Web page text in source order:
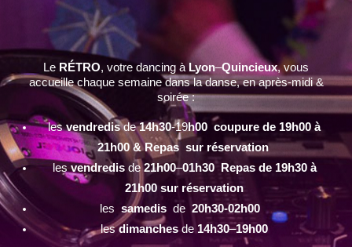
Le RÉTRO, votre dancing àLyon–Quincieux, vous
accueille chaque semaine dans la danse, en après-midi &
soirée :
lesvendredisde14h30-19h00 coupure de 19h00 à
21h00 & Repas sur réservation
lesvendredisde21h00–01h30 Repas de 19h30 à
21h00 sur réservation
les samedis de20h30-02h00
lesdimanches de 14h30–19h00